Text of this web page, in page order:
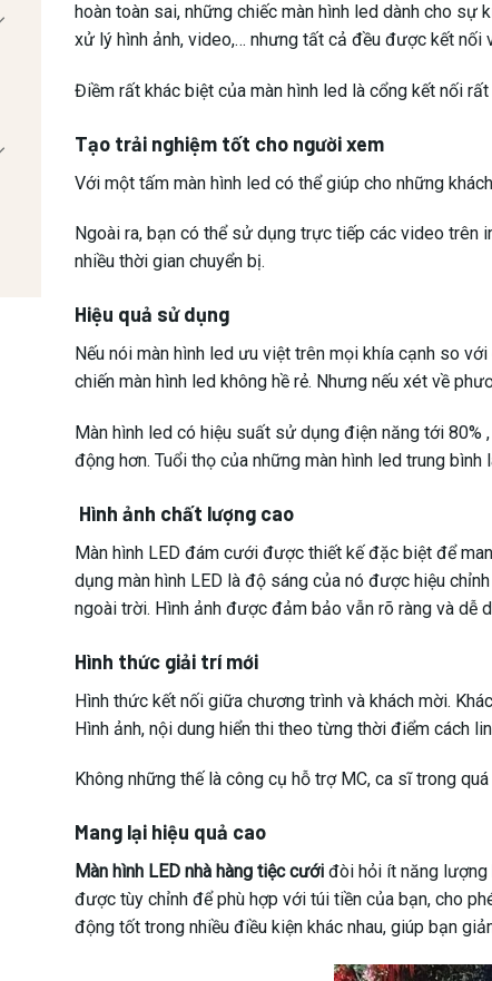
hoàn toàn sai, những chiếc màn hình led dành cho sự
xử lý hình ảnh, video,… nhưng tất cả đều được kết nối
Điềm rất khác biệt của màn hình led là cổng kết nối
Tạo trải nghiệm tốt cho người xem
Với một tấm màn hình led có thể giúp cho những
Ngoài ra, bạn có thể sử dụng trực tiếp các video
nhiều thời gian chuyển bị.
Hiệu quả sử dụng
Nếu nói màn hình led ưu việt trên mọi khía cạnh so
chiến màn hình led không hề rẻ. Nhưng nếu xét về
Màn hình led có hiệu suất sử dụng điện năng tới
động hơn. Tuổi thọ của những màn hình led trung bình
Hình ảnh chất lượng cao
Màn hình LED đám cưới được thiết kế đặc biệt để
dụng màn hình LED là độ sáng của nó được hiệu
ngoài trời. Hình ảnh được đảm bảo vẫn rõ ràng và dễ
Hình thức giải trí mới
Hình thức kết nối giữa chương trình và khách mời.
Hình ảnh, nội dung hiển thi theo từng thời điểm cách
Không những thế là công cụ hỗ trợ MC, ca sĩ trong
Mang lại hiệu quả cao
Màn hình LED nhà hàng tiệc cưới đòi hỏi ít năng lượng
được tùy chỉnh để phù hợp với túi tiền của bạn, cho
động tốt trong nhiều điều kiện khác nhau, giúp bạn